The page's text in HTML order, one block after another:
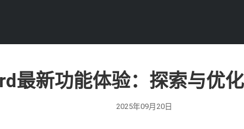
最新功能体验：探索与优
2025年09月20日